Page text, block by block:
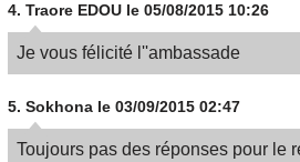
4. Traore EDOU le 05/08/2015 10:26
Je vous félicité l''ambassade
5. Sokhona le 03/09/2015 02:47
Toujours pas des réponses pour le